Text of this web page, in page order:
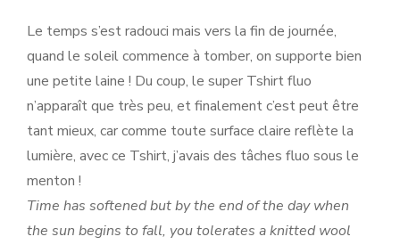
Le temps s’est radouci mais vers la fin de journée,
quand le soleil commence à tomber, on supporte bien
une petite laine ! Du coup, le super Tshirt fluo
n’apparaît que très peu, et finalement c’est peut être
tant mieux, car comme toute surface claire reflète la
lumière, avec ce Tshirt, j’avais des tâches fluo sous le
menton !
Time has softened but by the end of the day when
the sun begins to fall, you tolerates a knitted wool